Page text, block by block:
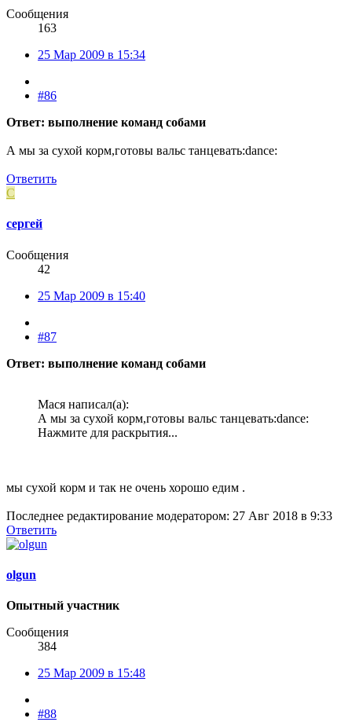
Сообщения
163
25 Мар 2009 в 15:34
#86
Ответ: выполнение команд собами
А мы за сухой корм,готовы вальс танцевать:dance:
Ответить
С
сергей
Сообщения
42
25 Мар 2009 в 15:40
#87
Ответ: выполнение команд собами
Мася написал(а):
А мы за сухой корм,готовы вальс танцевать:dance:
Нажмите для раскрытия...
мы сухой корм и так не очень хорошо едим .
Последнее редактирование модератором: 27 Авг 2018 в 9:33
Ответить
olgun
Опытный участник
Сообщения
384
25 Мар 2009 в 15:48
#88